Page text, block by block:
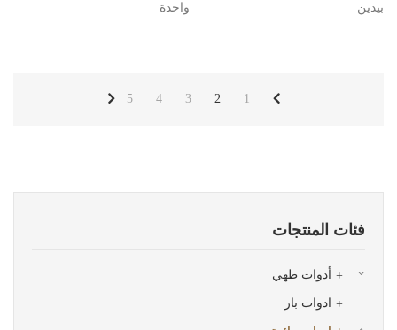
بيدين واحدة
1
2
3
4
5
فئات المنتجات
أدوات طهي
ادوات بار